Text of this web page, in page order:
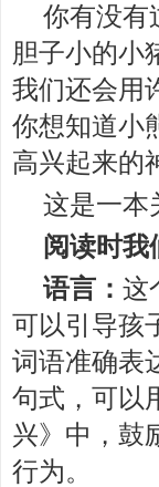
你有没有
胆子小的小
我们还会用
你想知道小
高兴起来的
这是一本
阅读时我
语言： 这
可以引导孩
词语准确表
句式，可以
兴》中，鼓
行为。